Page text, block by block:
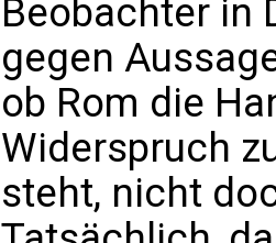
Beobachter in
gegen
ob Rom die
Widerspruch
steht, nicht